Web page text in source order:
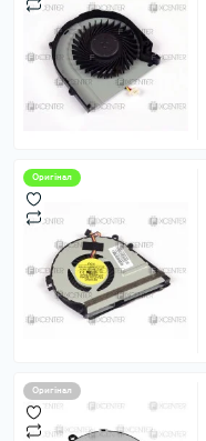
Оригінал
Оригінал